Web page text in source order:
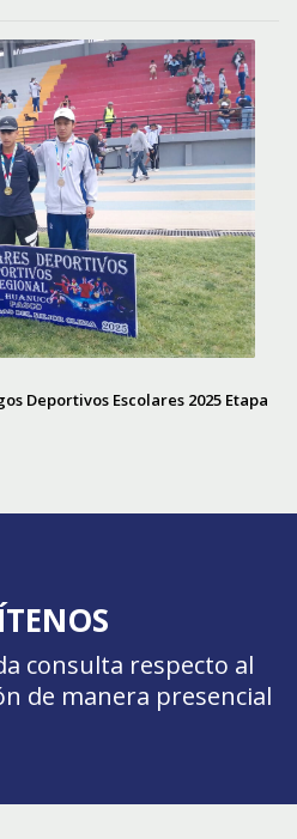
Deportivos Escolares 2025 Etapa
consulta respecto al
de manera presencial